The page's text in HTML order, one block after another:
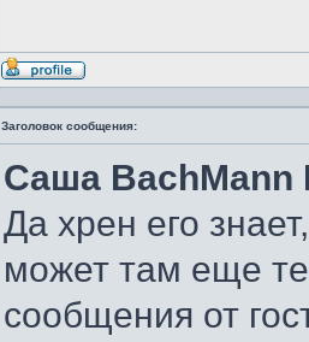
Профиль
Заголовок сообщения:
Саша BachMann
Да хрен его
может там еще
сообщения от